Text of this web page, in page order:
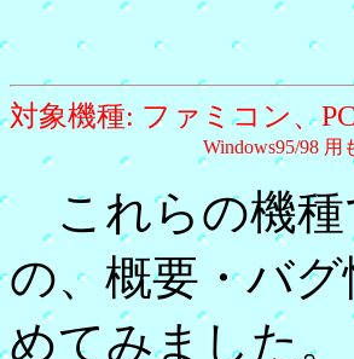
対象機種: ファミコン、
Windows95/98 用もあ
これらの機種
の、概要・バ
めてみました。